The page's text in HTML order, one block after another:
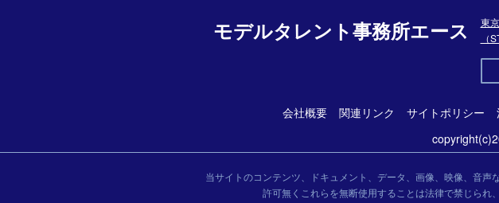
モデルタレント事務所エース
東
（
会社概要 関連リンク サイトポリシー
当サイトのコンテンツ、ドキュメント、データ、画像、映像、音声
許可無くこれらを無断使用することは法律で禁じられ